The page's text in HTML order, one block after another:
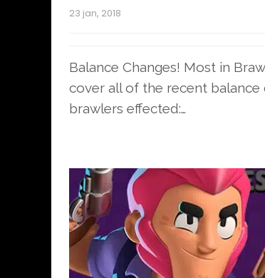
23 jan, 2018
Balance Changes! Most in
cover all of the recent
brawlers effected:…